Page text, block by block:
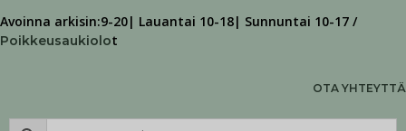
Avoinna arkisin:9-20| Lauantai 10-18| Sunnuntai 10-17 /
Poikkeusaukiolot
OTA YHTEYTTÄ